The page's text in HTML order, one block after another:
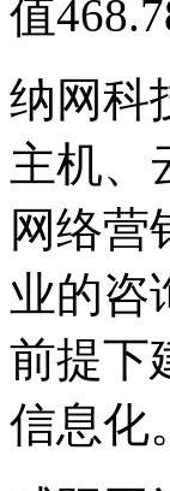
值
纳网科
主机、
网络营
业的咨
前提下
信息化。